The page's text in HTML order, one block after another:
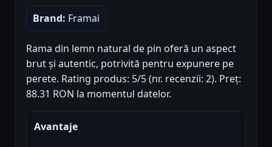
Brand: Framai
Rama din lemn natural de pin oferă un aspect
brut și autentic, potrivită pentru expunere pe
perete. Rating produs: 5/5 (nr. recenzii: 2). Preț:
88.31 RON la momentul datelor.
Avantaje